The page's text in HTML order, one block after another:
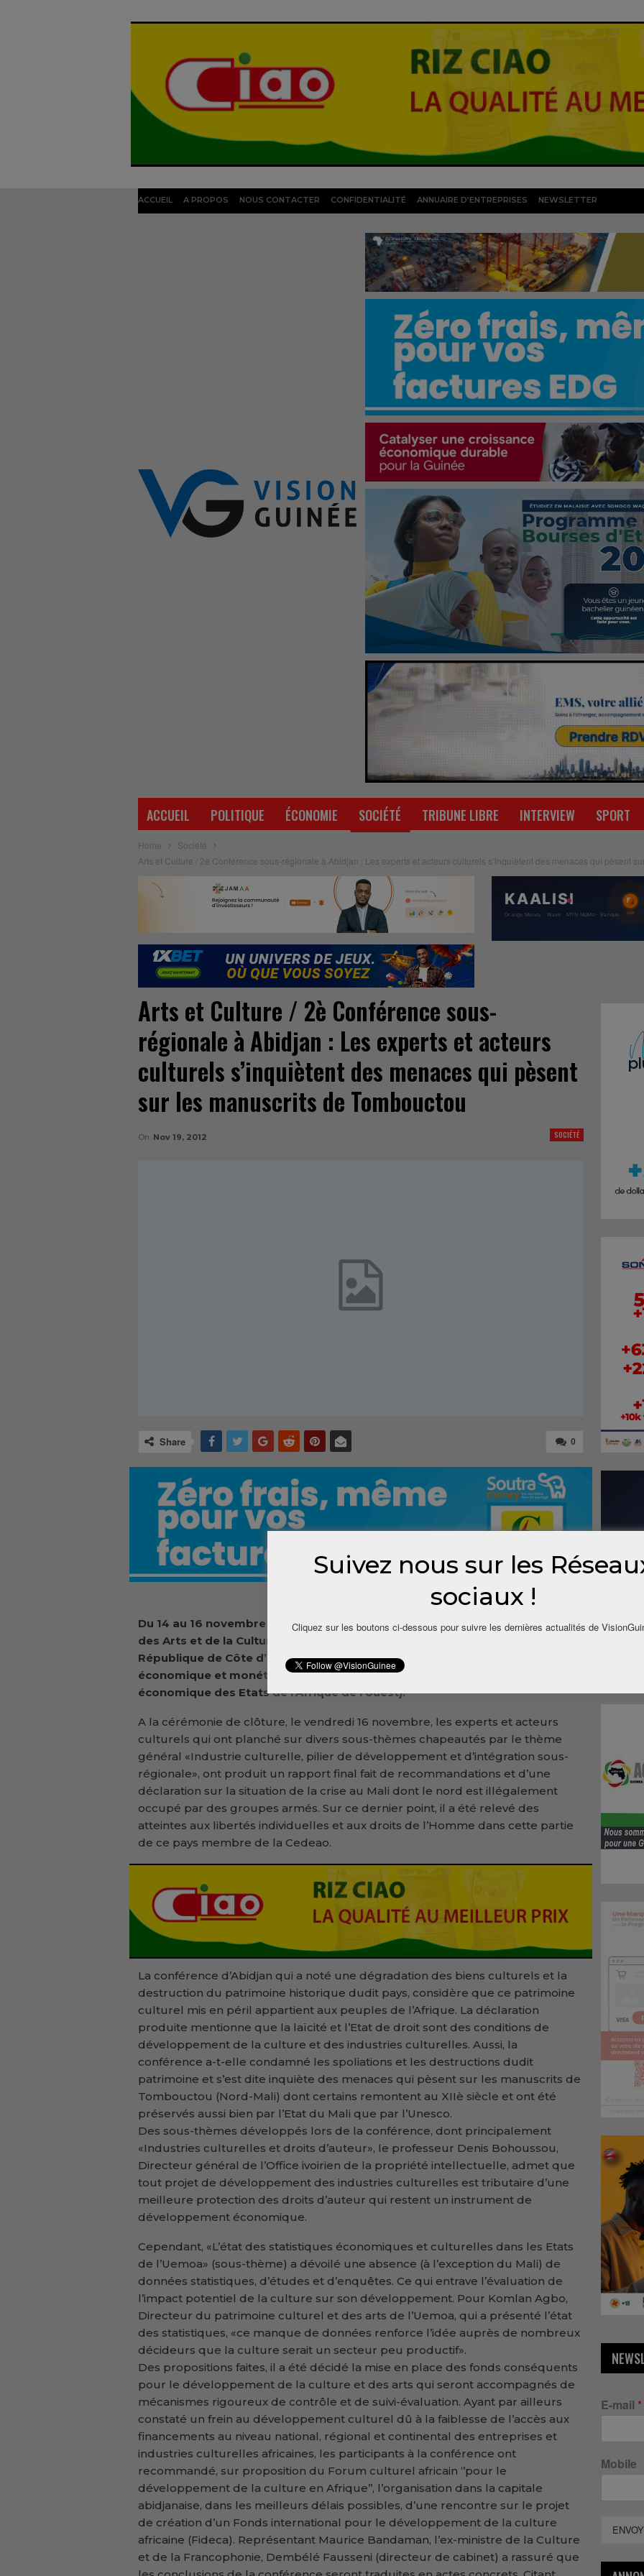
ACCUEIL A PROPOS NOUS CONTACTER CONFIDENTIALITÉ ANNUAIRE D’ENTREPRISES NEWSLETTER
ACCUEIL POLITIQUE ÉCONOMIE SOCIÉTÉ TRIBUNE LIBRE INTERVIEW SPORT
Home
Société
Arts et Culture / 2è Conférence sous-régionale à Abidjan : Les experts et acteurs culturels s’inquiètent des menaces qui pèsent
Arts et Culture / 2è Conférence sous-
régionale à Abidjan : Les experts et acteurs
culturels s’inquiètent des menaces qui pèsent
sur les manuscrits de Tombouctou
SOCIÉTÉ
On Nov 19, 2012
0
Share
Du 14 au 16 novembre 2012, s’est tenue à Ivotel au Plateau la 2è Conférence
des Arts et de la Culture d’Abidjan. Cette initiative du gouvernement de la
République de Côte d’Ivoire était placée sous l’égide de l’Uemoa (Union
économique et monétaire ouest-africaine) et de la Cedeao (Communauté
économique des Etats de l’Afrique de l’ouest).
A la cérémonie de clôture, le vendredi 16 novembre, les experts et acteurs
culturels qui ont planché sur divers sous-thèmes chapeautés par le thème
général «Industrie culturelle, pilier de développement et d’intégration sous-
régionale», ont produit un rapport final fait de recommandations et d’une
déclaration sur la situation de la crise au Mali dont le nord est illégalement
occupé par des groupes armés. Sur ce dernier point, il a été relevé des
atteintes aux libertés individuelles et aux droits de l’Homme dans cette partie
de ce pays membre de la Cedeao.
La conférence d’Abidjan qui a noté une dégradation des biens culturels et la
destruction du patrimoine historique dudit pays, considère que ce patrimoine
culturel mis en péril appartient aux peuples de l’Afrique. La déclaration
produite mentionne que la laïcité et l’Etat de droit sont des conditions de
développement de la culture et des industries culturelles. Aussi, la
conférence a-t-elle condamné les spoliations et les destructions dudit
patrimoine et s’est dite inquiète des menaces qui pèsent sur les manuscrits de
Tombouctou (Nord-Mali) dont certains remontent au XIIè siècle et ont été
préservés aussi bien par l’Etat du Mali que par l’Unesco.
Des sous-thèmes développés lors de la conférence, dont principalement
«Industries culturelles et droits d’auteur», le professeur Denis Bohoussou,
Directeur général de l’Office ivoirien de la propriété intellectuelle, admet que
tout projet de développement des industries culturelles est tributaire d’une
meilleure protection des droits d’auteur qui restent un instrument de
développement économique.
Cependant, «L’état des statistiques économiques et culturelles dans les Etats
de l’Uemoa» (sous-thème) a dévoilé une absence (à l’exception du Mali) de
données statistiques, d’études et d’enquêtes. Ce qui entrave l’évaluation de
l’impact potentiel de la culture sur son développement. Pour Komlan Agbo,
Directeur du patrimoine culturel et des arts de l’Uemoa, qui a présenté l’état
des statistiques, «ce manque de données renforce l’idée auprès de nombreux
décideurs que la culture serait un secteur peu productif».
Des propositions faites, il a été décidé la mise en place des fonds conséquents
pour le développement de la culture et des arts qui seront accompagnés de
mécanismes rigoureux de contrôle et de suivi-évaluation. Ayant par ailleurs
constaté un frein au développement culturel dû à la faiblesse de l’accès aux
financements au niveau national, régional et continental des entreprises et
industries culturelles africaines, les participants à la conférence ont
recommandé, sur proposition du Forum culturel africain ‘’pour le
développement de la culture en Afrique’’, l’organisation dans la capitale
abidjanaise, dans les meilleurs délais possibles, d’une rencontre sur le projet
de création d’un Fonds international pour le développement de la culture
africaine (Fideca). Représentant Maurice Bandaman, l’ex-ministre de la Culture
et de la Francophonie, Dembélé Fausseni (directeur de cabinet) a rassuré que
E-mail *
Mobile
Suivez nous sur les
sociaux !
Cliquez sur les boutons ci-dessous pour suivre les dernières actualités de